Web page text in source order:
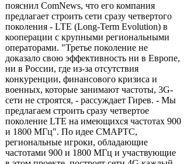
пояснил ComNews, что его компания
предлагает строить сети сразу четвертого
поколения - LTE (Long-Term Evolution) в
кооперации с крупными региональными
операторами. "Третье поколение не
доказало свою эффективность ни в Европе,
ни в России, где из-за отсутствия
конкуренции, финансового кризиса и
военных, которые занимают частоты, 3G-
сети не строятся, - рассуждает Гирев. - Мы
предлагаем строить сразу четвертое
поколение LTE на имеющихся частотах 900
и 1800 МГц". По идее СМАРТС,
региональные игроки, обладающие
частотами 900 и 1800 МГц и участвующие